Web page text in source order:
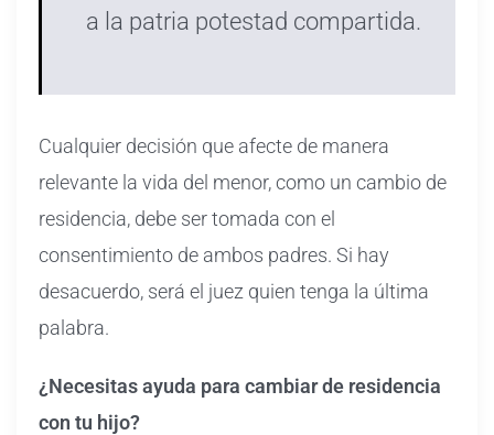
a la patria potestad compartida.
Cualquier decisión que afecte de manera
relevante la vida del menor, como un cambio de
residencia, debe ser tomada con el
consentimiento de ambos padres. Si hay
desacuerdo, será el juez quien tenga la última
palabra.
¿Necesitas ayuda para cambiar de residencia
con tu hijo?